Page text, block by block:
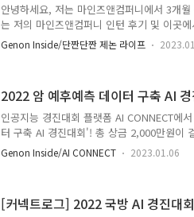
안녕하세요, 저는 마인즈앤컴퍼니에서 3개
는 저의 마인즈앤컴퍼니 인턴 후기 및 이곳
늦여름에 AI CONNECT의 UX/UI 웹 디자인
개월의 기간 동안 포스터 등의 2D 인쇄물
로, 짧은 시간에 긍정적인 브랜드 이미지를
Genon Inside/단짠단짠 제논 라이프
2022 암 예후예측 데이터 구축 AI
인공지능 경진대회 플랫폼 AI CONNECT에
터 구축 AI 경진대회'! 총 상금 2,000만원이
고해상도 병리 슬라이드 이미지를 기반으로
Segmentation) 암 환자에 대한 임상 및 병
터 유출을 막기 위해 폐쇄형 GPU 서버 환경
Genon Inside/AI CONNECT 2023.01.06
[커넥트로그] 2022 국방 AI 경진대